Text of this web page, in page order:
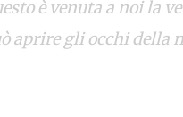
è venuta a noi la
aprire gli occhi